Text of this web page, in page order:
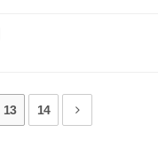
13 14